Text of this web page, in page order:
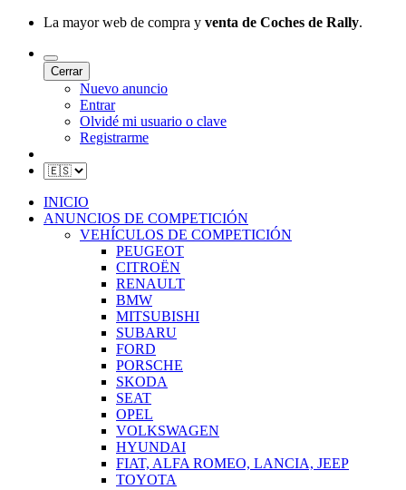
La mayor web de compra y venta de Coches de Rally.
Cerrar
Nuevo anuncio
Entrar
Olvidé mi usuario o clave
Registrarme
INICIO
ANUNCIOS DE COMPETICIÓN
VEHÍCULOS DE COMPETICIÓN
PEUGEOT
CITROËN
RENAULT
BMW
MITSUBISHI
SUBARU
FORD
PORSCHE
SKODA
SEAT
OPEL
VOLKSWAGEN
HYUNDAI
FIAT, ALFA ROMEO, LANCIA, JEEP
TOYOTA